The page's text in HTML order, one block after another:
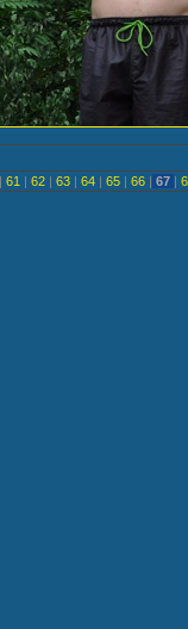
| 61 | 62 | 63 | 64 | 65 | 66 | 67 |